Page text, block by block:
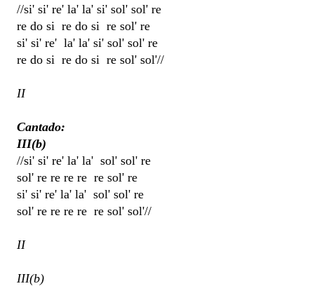
//si' si' re' la' la' si' sol' sol' re
re do si re do si re sol' re
si' si' re' la' la' si' sol' sol' re
re do si re do si re sol' sol'//
II
Cantado:
III(b)
//si' si' re' la' la' sol' sol' re
sol' re re re re re sol' re
si' si' re' la' la' sol' sol' re
sol' re re re re re sol' sol'//
II
III(b)